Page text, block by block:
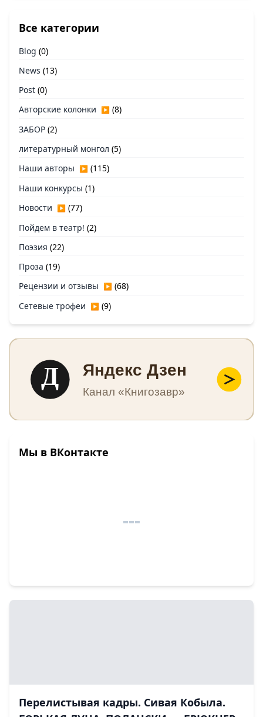
Перелистывая кадры. Сивая Кобыла.
Все категории
Blog (0)
News (13)
Post (0)
Авторские колонки ▶ (8)
ЗАБОР (2)
литературный монгол (5)
Наши авторы ▶ (115)
Наши конкурсы (1)
Новости ▶ (77)
Пойдем в театр! (2)
Поэзия (22)
Проза (19)
Рецензии и отзывы ▶ (68)
Сетевые трофеи ▶ (9)
Д Яндекс Дзен
Канал «Книгозавр»
Мы в ВКонтакте